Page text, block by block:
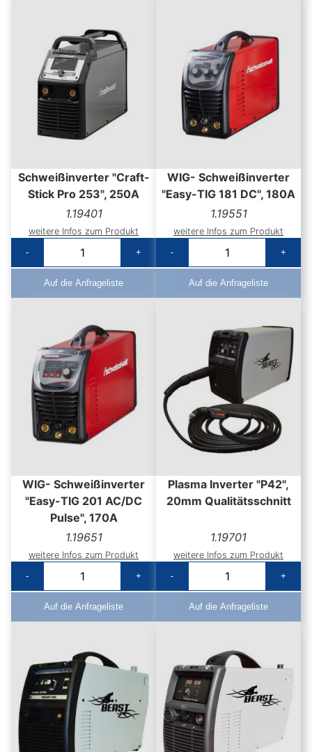
Schweißinverter "Craft-
Stick Pro 253", 250A
1.19401
weitere Infos zum Produkt
-
+
Auf die Anfrageliste
WIG- Schweißinverter
"Easy-TIG 181 DC", 180A
1.19551
weitere Infos zum Produkt
-
+
Auf die Anfrageliste
WIG- Schweißinverter
"Easy-TIG 201 AC/DC
Pulse", 170A
1.19651
weitere Infos zum Produkt
-
+
Auf die Anfrageliste
Plasma Inverter "P42",
20mm Qualitätsschnitt
1.19701
weitere Infos zum Produkt
-
+
Auf die Anfrageliste